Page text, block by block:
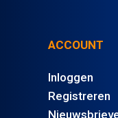
ACCOUNT
Inloggen
Registreren